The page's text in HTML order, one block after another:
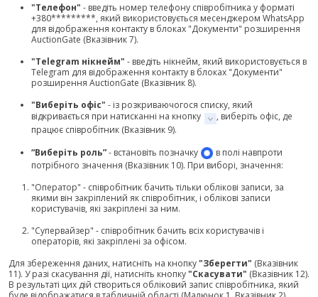
"Телефон" - введіть номер телефону співробітника у форматі
+380*********, який використовується месенджером WhatsApp
для відображення контакту в блоках "Документи" розширення
AuctionGate (Вказівник 7).
"Telegram нікнейм" - введіть нікнейм, який використовується в
Telegram для відображення контакту в блоках "Документи"
розширення AuctionGate (Вказівник 8).
"Виберіть офіс" - із розкриваючогося списку, який
відкривається при натисканні на кнопку
, виберіть офіс, де
працює співробітник (Вказівник 9).
“Виберіть роль”- встановіть позначку
в полі навпроти
потрібного значення (Вказівник 10). При виборі, значення:
"Оператор" - співробітник бачить тільки облікові записи, за
якими він закріплений як співробітник, і облікові записи
користувачів, які закріплені за ним.
"Супервайзер" - співробітник бачить всіх користувачів і
операторів, які закріплені за офісом.
Для збереження даних, натисніть на кнопку"Зберегти" (Вказівник
11). У разі скасування дії, натисніть кнопку"Скасувати" (Вказівник 12).
В результаті цих дій створиться обліковий запис співробітника, який